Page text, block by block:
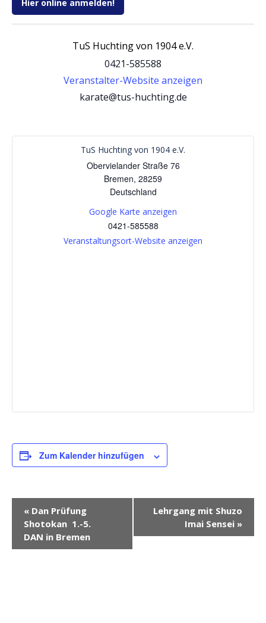
Hier online anmelden!
TuS Huchting von 1904 e.V.
0421-585588
Veranstalter-Website anzeigen
karate@tus-huchting.de
TuS Huchting von 1904 e.V.
Obervielander Straße 76
Bremen, 28259
Deutschland
Google Karte anzeigen
0421-585588
Veranstaltungsort-Website anzeigen
Zum Kalender hinzufügen
« Dan Prüfung
Shotokan 1.-5.
DAN in Bremen
Lehrgang mit Shuzo
Imai Sensei »